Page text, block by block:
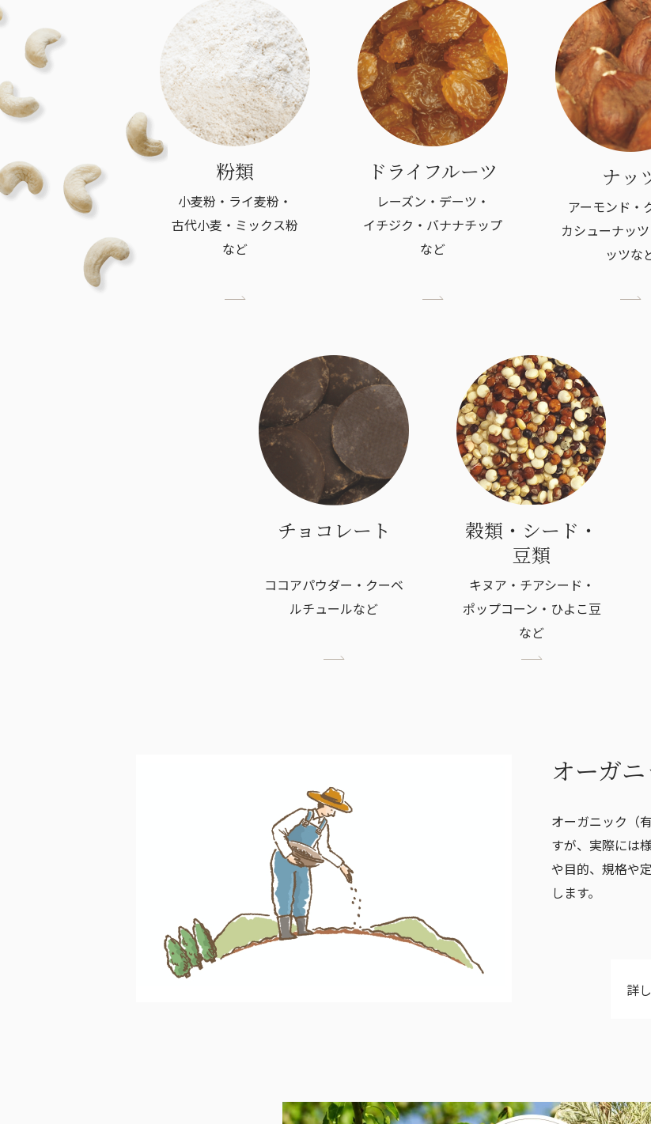
粉類
小麦粉・ライ麦粉・
古代小麦・ミックス粉
など
ドライフルーツ
レーズン・デーツ・
イチジク・バナナチップ
など
ナッ
アーモンド・
カシューナッ
ッツな
チョコレート
ココアパウダー・クーベ
ルチュールなど
穀類・シード・
豆類
キヌア・チアシード・
ポップコーン・ひよこ豆
など
オーガ
オーガニック（
すが、実際には
や目的、規格や
します。
詳